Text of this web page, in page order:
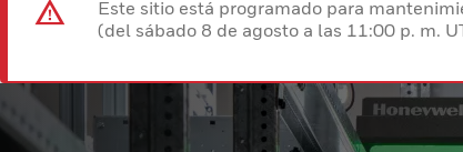
Este sitio está programado para
(del sábado 8 de agosto a las 11:00 p. m.